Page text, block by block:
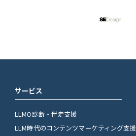
サービス
LLMO診断・伴走支援
LLM時代のコンテンツマーケティング支援